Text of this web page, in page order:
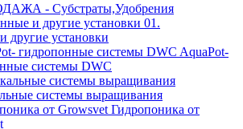
- Субстраты,Удобрения
01.
другие установки
AquaPot-
системы DWC
системы выращивания
Гидропоника от